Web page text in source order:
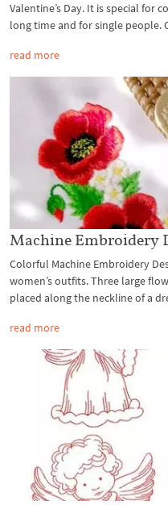
Valentine’s Day. It is special for
long time and for single people.
read more
Machine Embroidery
Colorful Machine Embroidery
women’s outfits. Three large
placed along the neckline of a
read more